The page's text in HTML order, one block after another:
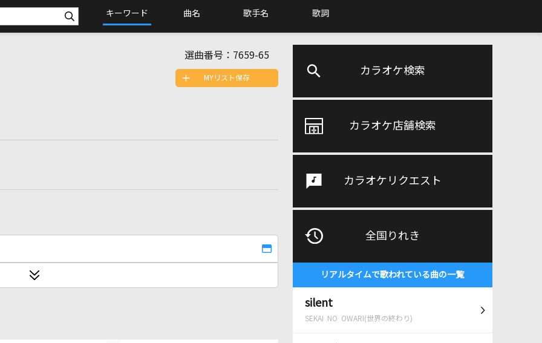
キーワード 曲名 歌手名 歌詞
カラオケ検索
カラオケ店舗検索
カラオケリクエスト
全国りれき
リアルタイムで歌われている曲の一覧
silent
SEKAI NO OWARI(世界の終わり)
選曲番号： 7659-65
MYリスト保存